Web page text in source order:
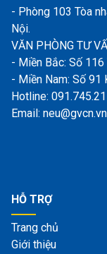
- Phòng 103 Tòa
Nội.
VĂN PHÒNG TƯ
- Miền Bắc: Số 116
- Miền Nam: Số 91
Hotline:
Email:
HỖ TRỢ
Trang chủ
Giới thiệu